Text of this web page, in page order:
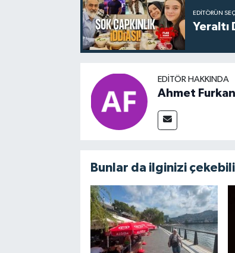
EDITÖRÜN
Yeraltı
EDITÖR HAKKINDA
Ahmet
Bunlar da ilginizi